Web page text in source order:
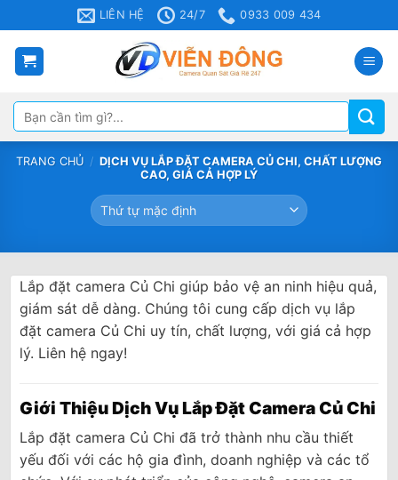
qua
nội
dung
LIÊN HỆ 24/7 0933 009 434
Tìm
kiếm:
TRANG CHỦ / DỊCH VỤ LẮP ĐẶT CAMERA CỦ CHI, CHẤT LƯỢNG
CAO, GIÁ CẢ HỢP LÝ
Lắp đặt camera Củ Chi giúp bảo vệ an ninh hiệu quả,
giám sát dễ dàng. Chúng tôi cung cấp dịch vụ lắp
đặt camera Củ Chi uy tín, chất lượng, với giá cả hợp
lý. Liên hệ ngay!
Giới Thiệu Dịch Vụ Lắp Đặt Camera Củ Chi
Lắp đặt camera Củ Chi đã trở thành nhu cầu thiết
yếu đối với các hộ gia đình, doanh nghiệp và các tổ